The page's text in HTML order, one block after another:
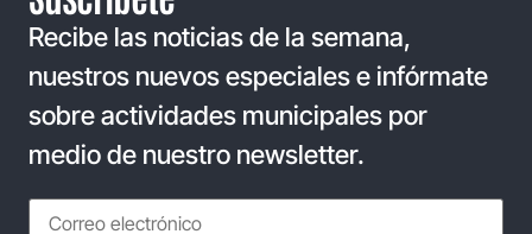
Recibe las noticias de la semana,
nuestros nuevos especiales e infórmate
sobre actividades municipales por
medio de nuestro newsletter.